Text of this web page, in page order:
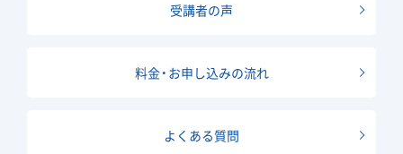
受講者の声
料金・お申し込みの流れ
よくある質問